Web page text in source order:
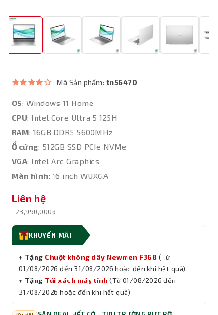
Mã Sản phẩm: tn56470
OS: Windows 11 Home
CPU: Intel Core Ultra 5 125H
RAM: 16GB DDR5 5600MHz
Ổ cứng: 512GB SSD PCIe NVMe
VGA: Intel Arc Graphics
Màn hình: 16 inch WUXGA
Liên hệ
23,990,000đ
KHUYẾN MÃI
+ Tặng Chuột không dây Newmen F368 (Từ
01/08/2026 đến 31/08/2026 hoặc đến khi hết quà)
+ Tặng Túi xách máy tính (Từ 01/08/2026 đến
31/08/2026 hoặc đến khi hết quà)